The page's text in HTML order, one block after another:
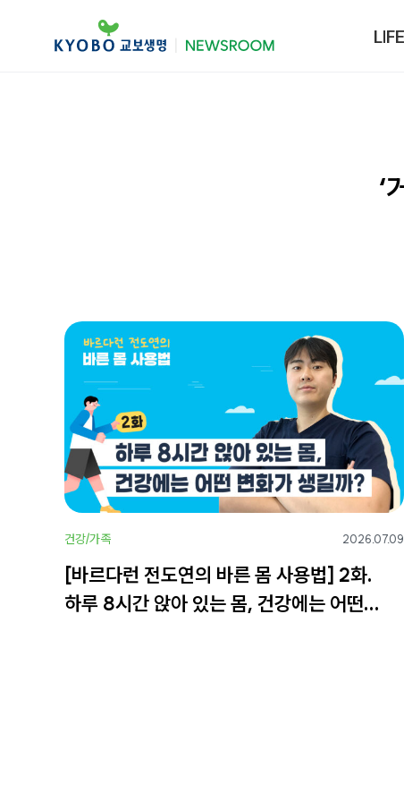
LIFE
‘
건강/가족 2026.07.09
[바르다런 전도연의 바른 몸 사용법] 2화.
하루 8시간 앉아 있는 몸, 건강에는 어떤